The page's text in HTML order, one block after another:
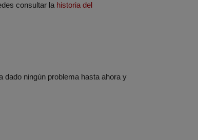
consultar la historia del
dado ningún problema hasta ahora y